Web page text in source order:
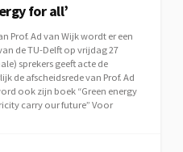
for all’
Prof. Ad van Wijk wordt er een
de TU-Delft op vrijdag 27
sprekers geeft acte de
de afscheidsrede van Prof. Ad
ook zijn boek “Green energy
carry our future” Voor